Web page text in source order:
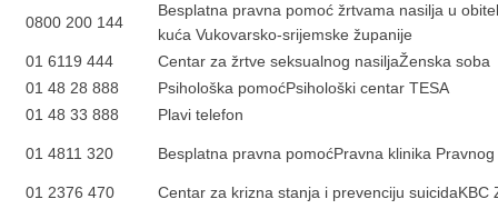
0800 200 144
Besplatna pravna pomoć žrtvama nasilja u
kuća Vukovarsko-srijemske županije
01 6119 444
Centar za žrtve seksualnog nasiljaŽenska soba
01 48 28 888
Psihološka pomoćPsihološki centar TESA
01 48 33 888
Plavi telefon
01 4811 320 Besplatna pravna pomoćPravna klinika
01 2376 470 Centar za krizna stanja i prevenciju suicidaKBC